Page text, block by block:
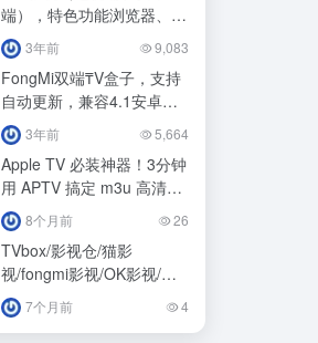
端），特色功能浏览器、阅
读，附源接口！！
3年前 9,083
FongMi双端₸V盒子，支持
自动更新，兼容4.1安卓低
版本系统！
3年前 5,664
Apple TV 必装神器！3分钟
用 APTV 搞定 m3u 高清直
播源，解锁看电视新姿势！
8个月前 26
TVbox/影视仓/猫影
视/fongmi影视/OK影视/蚂
蚁ant影视专属接口分享
7个月前 4